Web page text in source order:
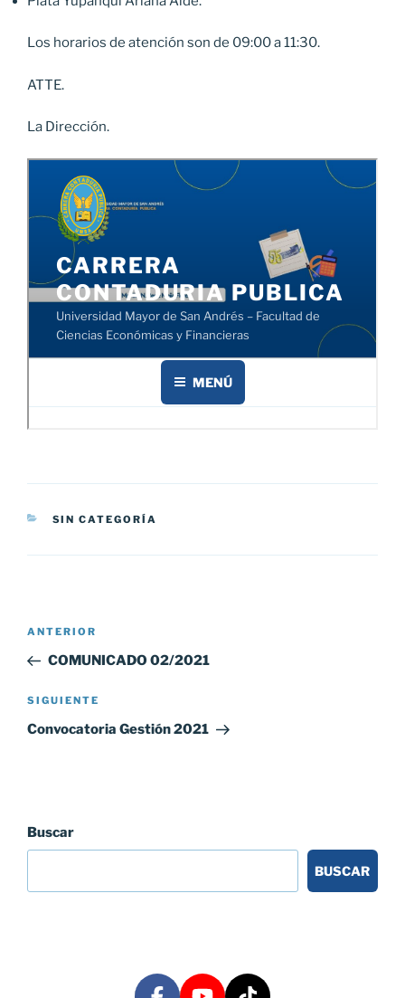
Los horarios de atención son de 09:00 a 11:30.
ATTE.
La Dirección.
CATEGORÍAS
SIN CATEGORÍA
Navegación
entradas
Entrada
anterior:
ANTERIOR
COMUNICADO 02/2021
Siguiente
entrada
SIGUIENTE
Convocatoria Gestión 2021
Buscar
BUSCAR